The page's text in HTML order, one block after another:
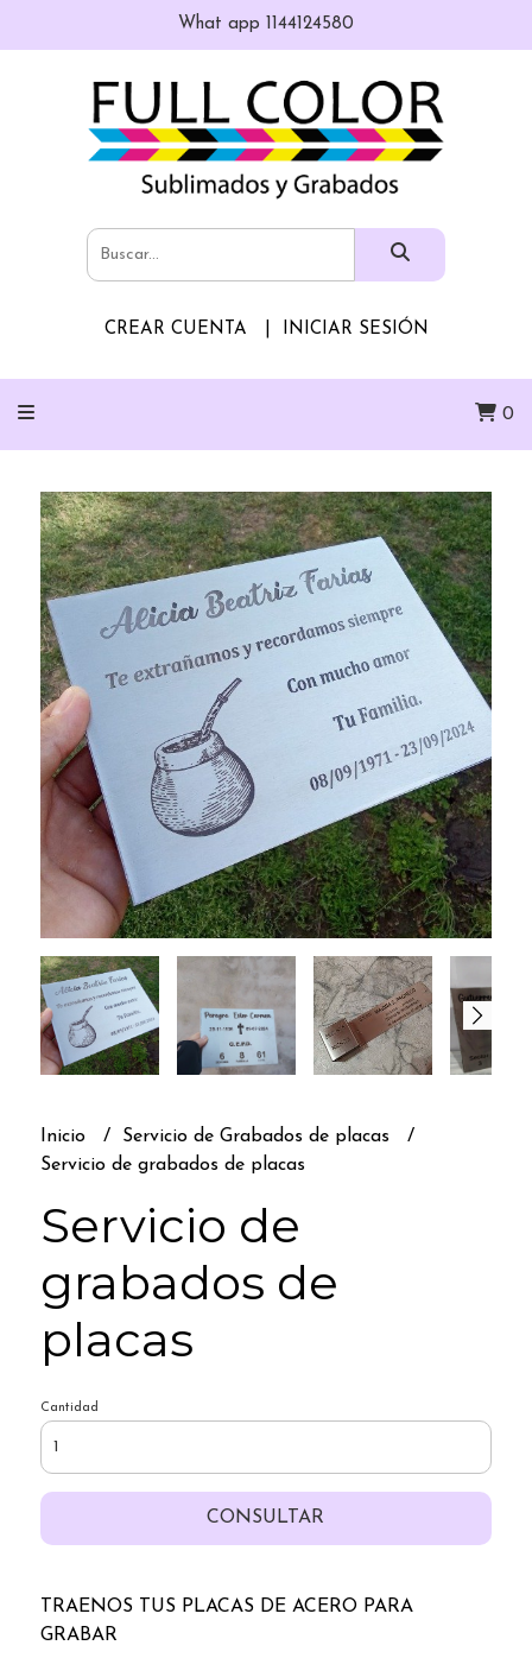
What app 1144124580
CREAR CUENTA INICIAR SESIÓN
0
Inicio
Servicio de Grabados de placas
Servicio de grabados de placas
Servicio de
grabados de
placas
Cantidad
CONSULTAR
TRAENOS TUS PLACAS DE ACERO PARA
GRABAR